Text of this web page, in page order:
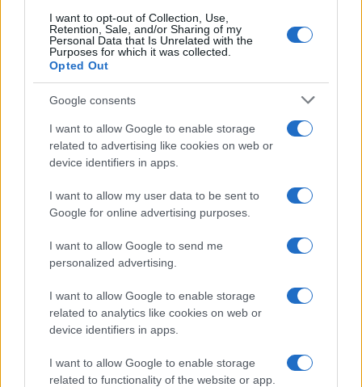
I want to opt-out of Collection, Use,
Retention, Sale, and/or Sharing of my
Personal Data that Is Unrelated with the
Purposes for which it was collected.
Opted Out
Google consents
I want to allow Google to enable storage
related to advertising like cookies on web or
device identifiers in apps.
I want to allow my user data to be sent to
Google for online advertising purposes.
I want to allow Google to send me
personalized advertising.
I want to allow Google to enable storage
related to analytics like cookies on web or
device identifiers in apps.
I want to allow Google to enable storage
related to functionality of the website or app.
QUOTAZIONI CRYPTO
Nome Prezzo
Eureka Bridged PAX
(PAXG)
BTC
(KBTC)
Steakhouse EURCV
Morpho Vault
$100,000,000,000,000.00
Epoch Island